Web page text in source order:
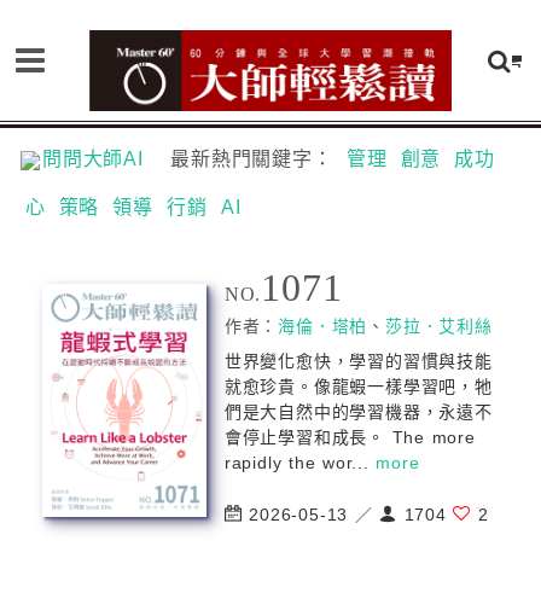
問問大師AI 最新熱門關鍵字： 管理 創意 成功
心 策略 領導 行銷 AI
NO. 1071
作者：海倫．塔柏 、莎拉．艾利絲
世界變化愈快，學習的習慣與技能
就愈珍貴。像龍蝦一樣學習吧，牠
們是大自然中的學習機器，永遠不
會停止學習和成長。 The more
rapidly the wor... more
2026-05-13 ／ 1704 2